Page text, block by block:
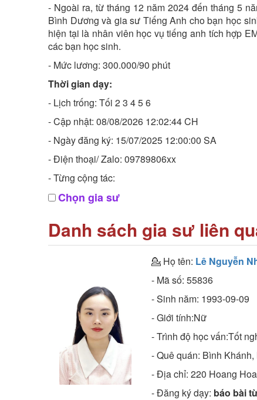
- Ngoài ra, từ tháng 12 năm 2024 đến tháng 5
Bình Dương và gia sư Tiếng Anh cho bạn học
hiện tại là nhân viên học vụ tiếng anh tích hợp
các bạn học sinh.
- Mức lương: 300.000/90 phút
Thời gian dạy:
- Lịch trống: Tối 2 3 4 5 6
- Cập nhật: 08/08/2026 12:02:44 CH
- Ngày đăng ký: 15/07/2025 12:00:00 SA
- Điện thoại/ Zalo: 09789806xx
- Từng cộng tác:
Chọn gia sư
Danh sách gia sư liên
💁 Họ tên: Lê Nguyễn
- Mã số: 55836
- Sinh năm: 1993-09-09
- Giới tính:Nữ
- Trình độ học vấn:Tốt
- Quê quán: Bình
- Địa chỉ:220 Hoang
- Đăng ký dạy: báo bài